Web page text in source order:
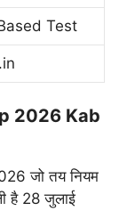
Test
2026 Kab
जो तय नियम
है 28 जुलाई